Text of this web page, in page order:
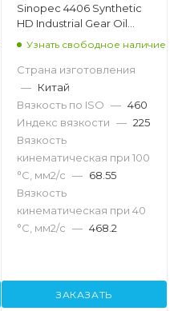
Sinopec 4406 Synthetic
HD Industrial Gear Oil
460, 200л
Узнать свободное наличие
Страна изготовления
— Китай
Вязкость по ISO — 460
Индекс вязкости — 225
Вязкость
кинематическая при 100
°С, мм2/с — 68.55
Вязкость
кинематическая при 40
°С, мм2/с — 468.2
ЗАКАЗАТЬ